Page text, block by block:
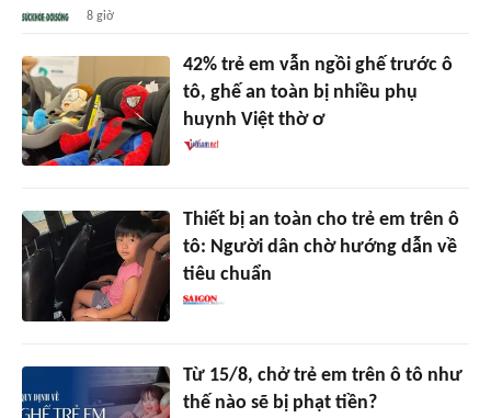
8 giờ
42% trẻ em vẫn ngồi ghế trước ô
tô, ghế an toàn bị nhiều phụ
huynh Việt thờ ơ
Thiết bị an toàn cho trẻ em trên ô
tô: Người dân chờ hướng dẫn về
tiêu chuẩn
Từ 15/8, chở trẻ em trên ô tô như
thế nào sẽ bị phạt tiền?